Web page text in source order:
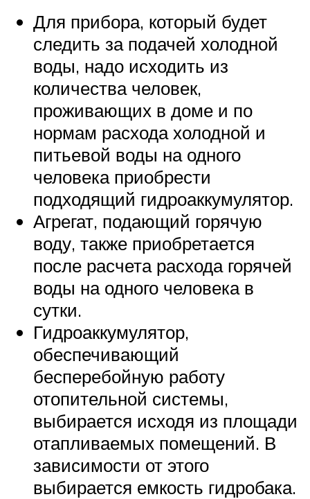
Для прибора, который будет
следить за подачей холодной
воды, надо исходить из
количества человек,
проживающих в доме и по
нормам расхода холодной и
питьевой воды на одного
человека приобрести
подходящий гидроаккумулятор.
Агрегат, подающий горячую
воду, также приобретается
после расчета расхода горячей
воды на одного человека в
сутки.
Гидроаккумулятор,
обеспечивающий
бесперебойную работу
отопительной системы,
выбирается исходя из площади
отапливаемых помещений. В
зависимости от этого
выбирается емкость гидробака.